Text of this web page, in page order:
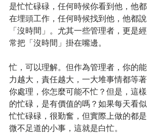
是忙忙碌碌，任何時候你看到他，他都
在埋頭工作，任何時候找到他，他都說
「沒時間」。尤其一些管理者，更是經
常把「沒時間」掛在嘴邊。
忙，可以理解。但作為管理者，你的能
力越大，責任越大，一大堆事情都等著
你處理，你怎麼可能不忙？但是，這樣
的忙碌，是有價值的嗎？如果每天看似
忙忙碌碌，很勤奮，但實際上做的都是
微不足道的小事，這就是白忙。